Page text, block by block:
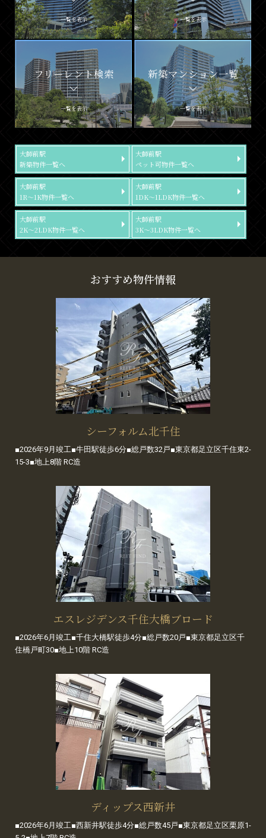
一覧を表示 一覧を表示
フリーレント検索
一覧を表示
新築マンション一覧
一覧を表示
大師前駅
新築物件一覧へ
大師前駅
ペット可物件一覧へ
大師前駅
1R～1K物件一覧へ
大師前駅
1DK～1LDK物件一覧へ
大師前駅
2K～2LDK物件一覧へ
大師前駅
3K～3LDK物件一覧へ
おすすめ物件情報
シーフォルム北千住
■2026年9月竣工■牛田駅徒歩6分■総戸数32戸■東京都足立区千住東2-
15-3■地上8階 RC造
エスレジデンス千住大橋ブロード
■2026年6月竣工■千住大橋駅徒歩4分■総戸数20戸■東京都足立区千
住橋戸町30■地上10階 RC造
ディップス西新井
■2026年6月竣工■西新井駅徒歩4分■総戸数45戸■東京都足立区栗原1-